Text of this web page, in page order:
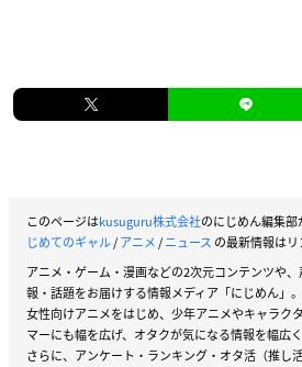
このページはkusuguru株式会社のにじめん編集部
じめてのギャル/アニメ/ニュース の最新情報はリ
アニメ・ゲーム・漫画などの2次元コンテンツや
報・話題をお届けする情報メディア「にじめん」。
女性向けアニメをはじめ、少年アニメやキャラク
マーにも幅を広げ、オタクが気になる情報を幅広
さらに、アンケート・ランキング・オタ活（推し